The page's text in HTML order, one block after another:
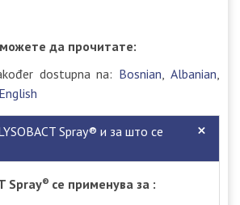
да прочитате:
dostupna na: Bosnian
Albanian
English
Spray® и за што се
Spray® се применува за :